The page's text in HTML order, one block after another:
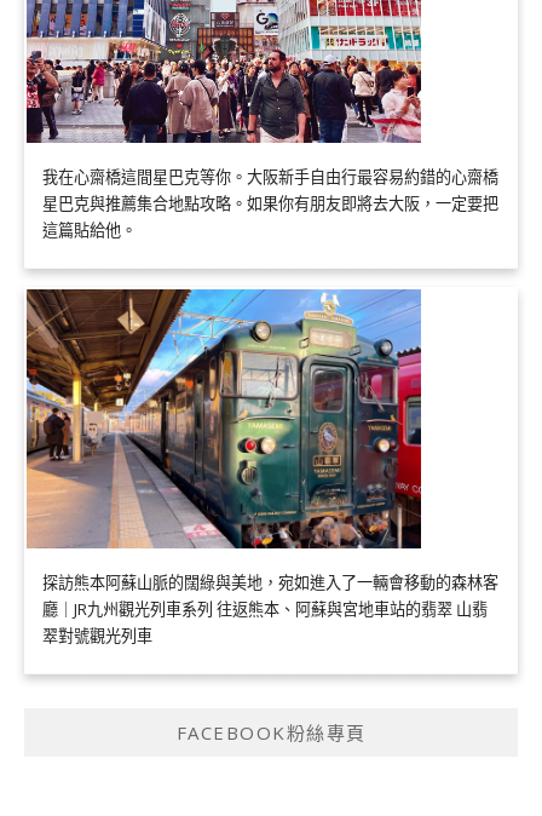
我在心齋橋這間星巴克等你。大阪新手自由行最容易約錯的心齋橋
星巴克與推薦集合地點攻略。如果你有朋友即將去大阪，一定要把
這篇貼給他。
探訪熊本阿蘇山脈的闊綠與美地，宛如進入了一輛會移動的森林客
廳｜JR九州觀光列車系列 往返熊本、阿蘇與宮地車站的翡翠 山翡
翠對號觀光列車
FACEBOOK粉絲專頁